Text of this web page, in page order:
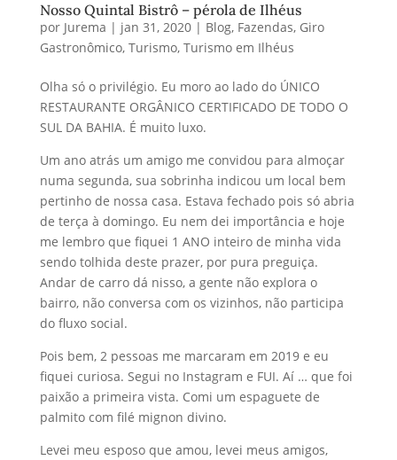
Nosso Quintal Bistrô – pérola de Ilhéus
por Jurema | jan 31, 2020| Blog, Fazendas, Giro
Gastronômico, Turismo, Turismo em Ilhéus
Olha só o privilégio. Eu moro ao lado do ÚNICO
RESTAURANTE ORGÂNICO CERTIFICADO DE TODO O
SUL DA BAHIA. É muito luxo.
Um ano atrás um amigo me convidou para almoçar
numa segunda, sua sobrinha indicou um local bem
pertinho de nossa casa. Estava fechado pois só abria
de terça à domingo. Eu nem dei importância e hoje
me lembro que fiquei 1 ANO inteiro de minha vida
sendo tolhida deste prazer, por pura preguiça.
Andar de carro dá nisso, a gente não explora o
bairro, não conversa com os vizinhos, não participa
do fluxo social.
Pois bem, 2 pessoas me marcaram em 2019 e eu
fiquei curiosa. Segui no Instagram e FUI. Aí … que foi
paixão a primeira vista. Comi um espaguete de
palmito com filé mignon divino.
Levei meu esposo que amou, levei meus amigos,